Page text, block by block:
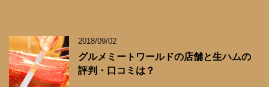
2018/09/02
グルメミートワールドの店舗と生ハムの
評判・口コミは？